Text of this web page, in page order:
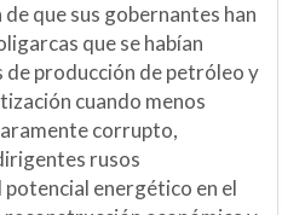
que sus gobernantes han
que se habían
de producción de petróleo y
cuando menos
corrupto,
rusos
energético en el